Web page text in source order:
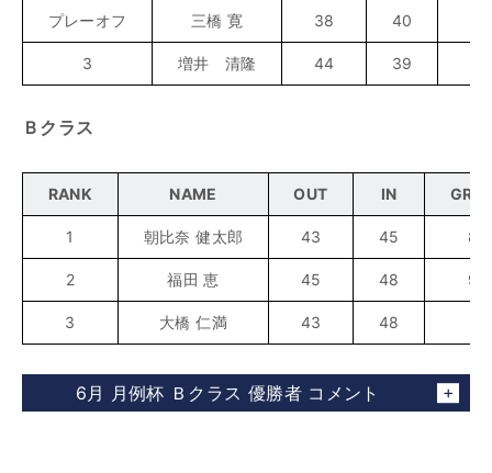
プレーオフ 三橋 寛 38 40
3 増井 清隆 44 39
Ｂクラス
RANK NAME OUT IN
1 朝比奈 健太郎 43 45 88
2 福田 恵 45 48 93
3 大橋 仁満 43 48
6月 月例杯 Ｂクラス 優勝者 コメント